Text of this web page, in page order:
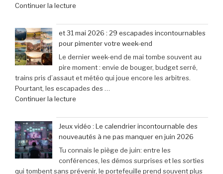
79,99
€
(-25% »
Continuer la lecture
au
Morocco
Gaming
Expo
:
le
rendez-
des
passionnés
de
jeux
vidéo
et 31 mai 2026 : 29 escapades incontournables
pour pimenter votre week-end
Le dernier week-end de mai tombe souvent au
pire moment : envie de bouger, budget serré,
trains pris d’assaut et météo qui joue encore les arbitres.
Pourtant, les escapades des …
Continuer la lecture
31
mai
2026
:
29
escapades
Jeux vidéo : Le calendrier incontournable des
nouveautés à ne pas manquer en juin 2026
Tu connais le piège de juin: entre les
conférences, les démos surprises et les sorties
qui tombent sans prévenir, le portefeuille prend souvent plus